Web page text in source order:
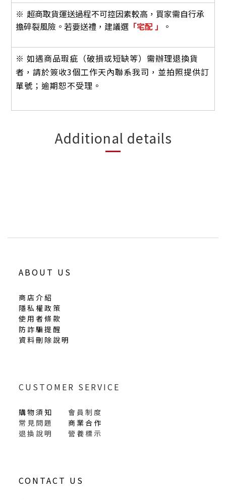
※ 超商取貨運送過程不可控因素較高，買家需自行承
擔碎裂風險。若要送禮，建議選 「宅配 」 。
※ 如遇商品瑕疵（破損或短缺等）需辦理退換貨
者，請於簽收3個工作天內聯系我司，並拍照提供訂
單號；逾期恕不受理。
Additional details
ABOUT US
商店介紹
隱私權政策
使用者條款
防詐騙提醒
資料刪除說明
CUSTOMER SERVICE
購物須知
會員制度
常見問題
商業合作
退換說明
營養標示
CONTACT US